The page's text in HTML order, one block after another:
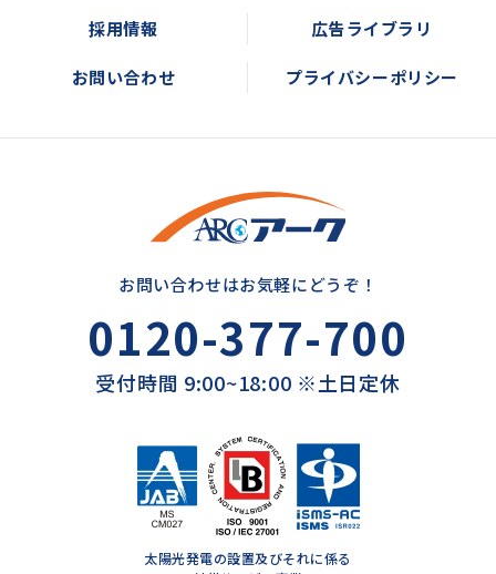
採用情報 広告ライブラリ
お問い合わせ プライバシーポリシー
お問い合わせはお気軽にどうぞ！
0120-377-700
受付時間 9:00~18:00 ※土日定休
太陽光発電の設置及びそれに係る